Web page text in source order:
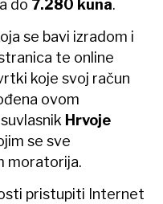
do 7.280 kuna.
se bavi izradom i
te online
koje svoj račun
ovom
Hrvoje
se sve
moratorija.
pristupiti Internet